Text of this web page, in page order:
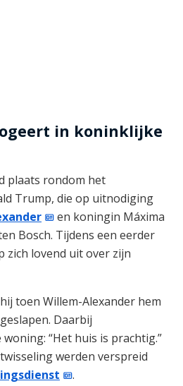
in koninklijke
plaats rondom het
Trump, die op uitnodiging
en koningin Máxima
Bosch. Tijdens een eerder
zich lovend uit over zijn
toen Willem-Alexander hem
Daarbij
“Het huis is prachtig.”
werden verspreid
.